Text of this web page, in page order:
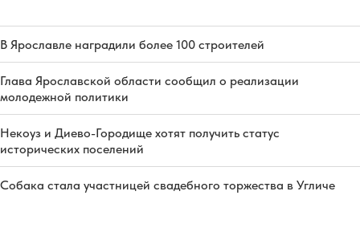
В Ярославле наградили более 100 строителей
Глава Ярославской области сообщил о реализации
молодежной политики
Некоуз и Диево-Городище хотят получить статус
исторических поселений
Собака стала участницей свадебного торжества в Угличе